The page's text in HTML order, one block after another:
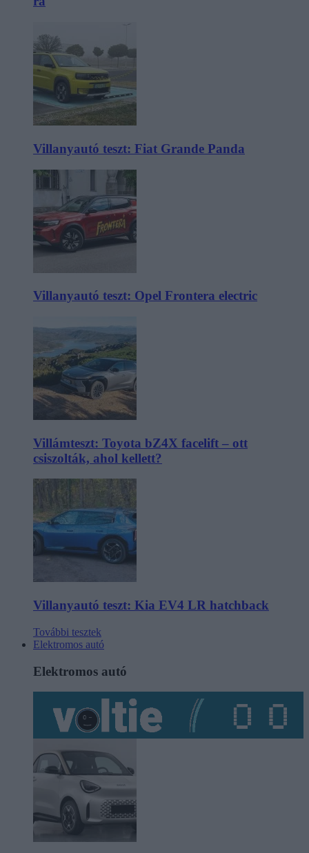
Villanyautó teszt: Fiat Grande Panda
Villanyautó teszt: Opel Frontera electric
Villámteszt: Toyota bZ4X facelift – ott
csiszolták, ahol kellett?
Villanyautó teszt: Kia EV4 LR hatchback
További tesztek
Elektromos autó
Elektromos autó